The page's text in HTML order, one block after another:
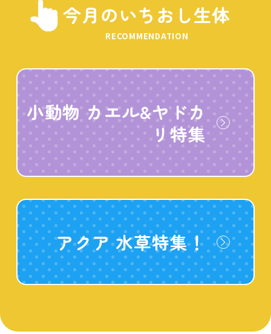
今月のいちおし生体
RECOMMENDATION
小動物 カエル&ヤドカ
リ特集
アクア 水草特集！